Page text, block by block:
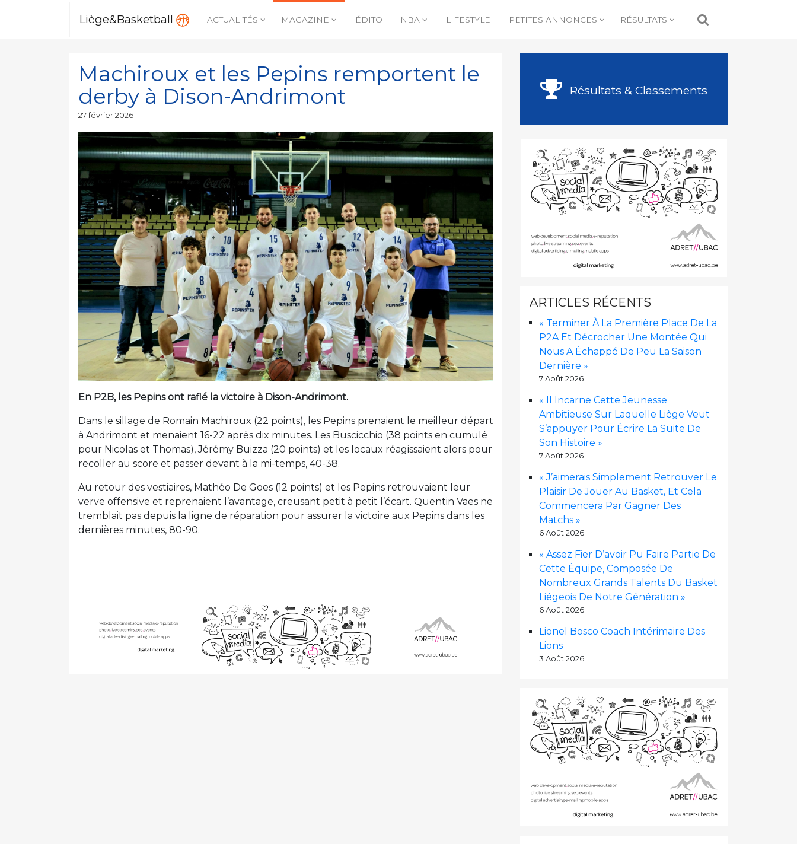
Liège&Basketball ACTUALITÉS MAGAZINE ÉDITO NBA LIFESTYLE PETITES ANNONCES RÉSULTATS
Machiroux et les Pepins remportent le
derby à Dison-Andrimont
Publié
27 février 2026
En P2B, les Pepins ont raflé la victoire à Dison-Andrimont.
Dans le sillage de Romain Machiroux (22 points), les Pepins prenaient le meilleur départ
à Andrimont et menaient 16-22 après dix minutes. Les Buscicchio (38 points en cumulé
pour Nicolas et Thomas), Jérémy Buizza (20 points) et les locaux réagissaient alors pour
recoller au score et passer devant à la mi-temps, 40-38.
Au retour des vestiaires, Mathéo De Goes (12 points) et les Pepins retrouvaient leur
verve offensive et reprenaient l’avantage, creusant petit à petit l’écart. Quentin Vaes ne
tremblait pas depuis la ligne de réparation pour assurer la victoire aux Pepins dans les
dernières minutes, 80-90.
Résultats & Classements
ARTICLES RÉCENTS
« Terminer À La Première Place De La
P2A Et Décrocher Une Montée Qui
Nous A Échappé De Peu La Saison
Dernière »
7 Août 2026
« Il Incarne Cette Jeunesse
Ambitieuse Sur Laquelle Liège Veut
S’appuyer Pour Écrire La Suite De
Son Histoire »
7 Août 2026
« J’aimerais Simplement Retrouver Le
Plaisir De Jouer Au Basket, Et Cela
Commencera Par Gagner Des
Matchs »
6 Août 2026
« Assez Fier D’avoir Pu Faire Partie De
Cette Équipe, Composée De
Nombreux Grands Talents Du Basket
Liégeois De Notre Génération »
6 Août 2026
Lionel Bosco Coach Intérimaire Des
Lions
3 Août 2026